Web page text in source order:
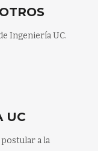
Ingeniería UC.
UC
a la